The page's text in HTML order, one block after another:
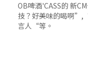
OB啤酒'CASS的 新
技？好美味的喝啊
言人“等。